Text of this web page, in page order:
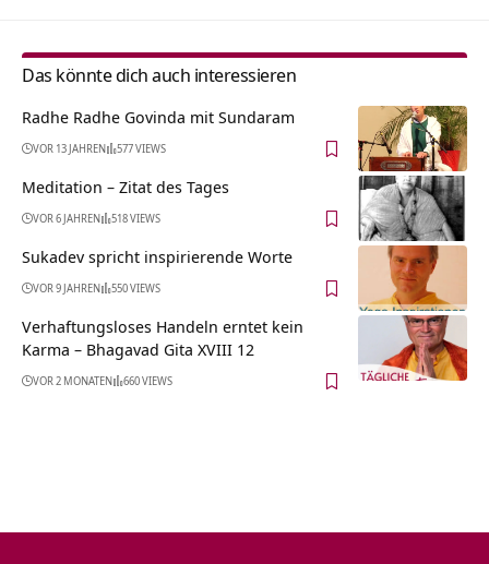
Das könnte dich auch interessieren
Radhe Radhe Govinda mit Sundaram
VOR 13 JAHREN 577 VIEWS
Meditation – Zitat des Tages
VOR 6 JAHREN 518 VIEWS
Sukadev spricht inspirierende Worte
VOR 9 JAHREN 550 VIEWS
Verhaftungsloses Handeln erntet kein
Karma – Bhagavad Gita XVIII 12
VOR 2 MONATEN 660 VIEWS